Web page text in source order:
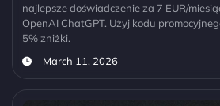
najlepsze doświadczenie za 7 EUR/
OpenAI ChatGPT. Użyj kodu
5% zniżki.
March 11, 2026